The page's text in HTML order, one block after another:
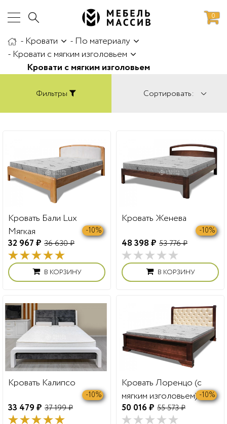
Доставка и сборка
0
- Кровати - По материалу
- Кровати с мягким изголовьем
Кровати с мягким изголовьем
Фильтры Сортировать:
Кровать Бали Lux
Мягкая
32 967 ₽ 36 630 ₽
-10%
В КОРЗИНУ
Кровать Женева
48 398 ₽ 53 776 ₽
-10%
В КОРЗИНУ
Кровать Калипсо
33 479 ₽ 37 199 ₽
-10%
Кровать Лоренцо (с
мягким изголовьем)
50 016 ₽ 55 573 ₽
-10%